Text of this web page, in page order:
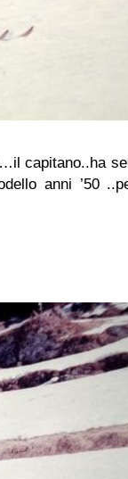
capitano..ha
anni ’50